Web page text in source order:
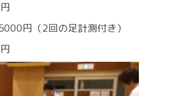
15000円（2回の足計測付き）